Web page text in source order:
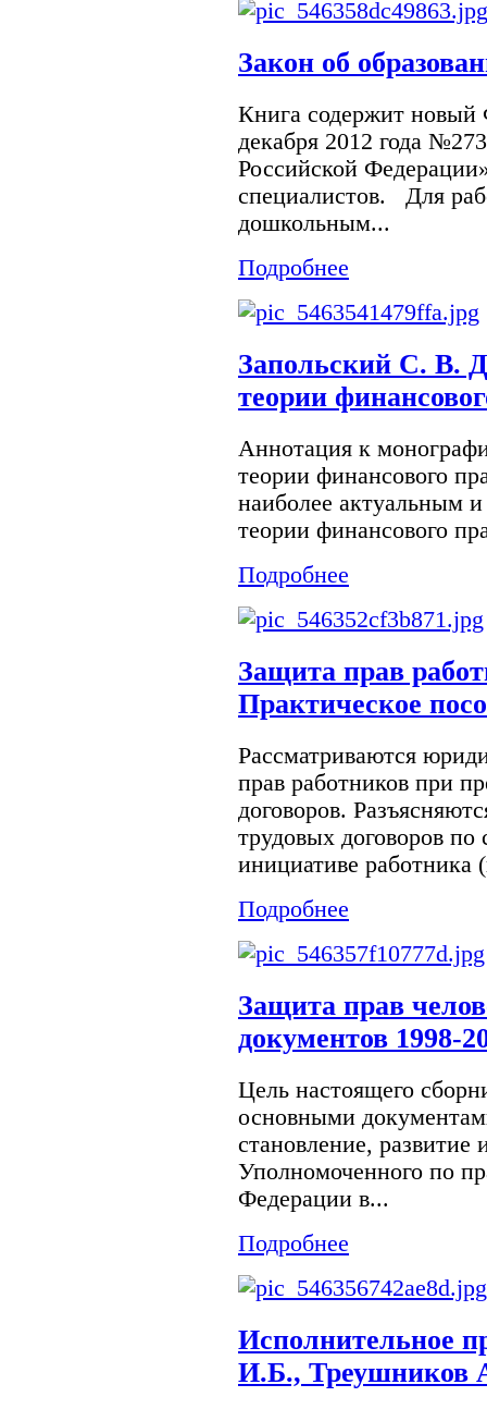
Закон об
Книга содержит новый
декабря 2012 года
Российской
специалистов. Для
дошкольным...
Подробнее
Запольский С. В.
теории
Аннотация к
теории финансового
наиболее актуальным
теории финансового
Подробнее
Защита прав
Практическое
Рассматриваются
прав работников при
договоров.
трудовых договоров
инициативе работника
Подробнее
Защита прав
документов 1998-
Цель настоящего
основными
становление, развитие
Уполномоченного по
Федерации в...
Подробнее
Исполнительное
И.Б., Треушников